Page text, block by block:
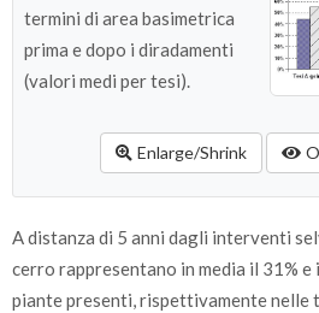
termini di area basimetrica
prima e dopo i diradamenti
(valori medi per tesi).
Enlarge/Shrink
A distanza di 5 anni dagli interventi
cerro rappresentano in media il 31%
piante presenti, rispettivamente nelle